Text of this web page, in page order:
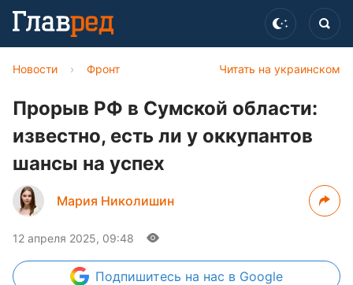
Читать на украинском
Новости › Фронт
Прорыв РФ в Сумской области:
известно, есть ли у оккупантов
шансы на успех
Мария Николишин
12 апреля 2025, 09:48
Подпишитесь на нас в Google